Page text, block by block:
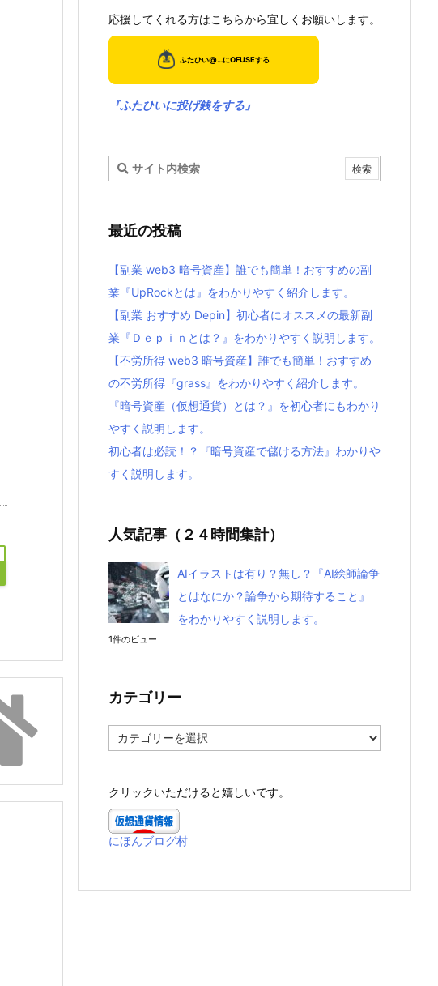
応援してくれる方はこちらから宜しくお願いします。
『ふたひいに投げ銭をする』
最近の投稿
【副業 web3 暗号資産】誰でも簡単！おすすめの副
業『UpRockとは』をわかりやすく紹介します。
【副業 おすすめ Depin】初心者にオススメの最新副
業『Ｄｅｐｉｎとは？』をわかりやすく説明します。
【不労所得 web3 暗号資産】誰でも簡単！おすすめ
の不労所得『grass』をわかりやすく紹介します。
『暗号資産（仮想通貨）とは？』を初心者にもわかり
やすく説明します。
初心者は必読！？『暗号資産で儲ける方法』わかりや
すく説明します。
人気記事（２４時間集計）
AIイラストは有り？無し？『AI絵師論争
とはなにか？論争から期待すること』
をわかりやすく説明します。
1件のビュー
カテゴリー
テ
ー
クリックいただけると嬉しいです。
にほんブログ村